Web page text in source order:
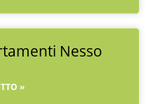
Nesso
»